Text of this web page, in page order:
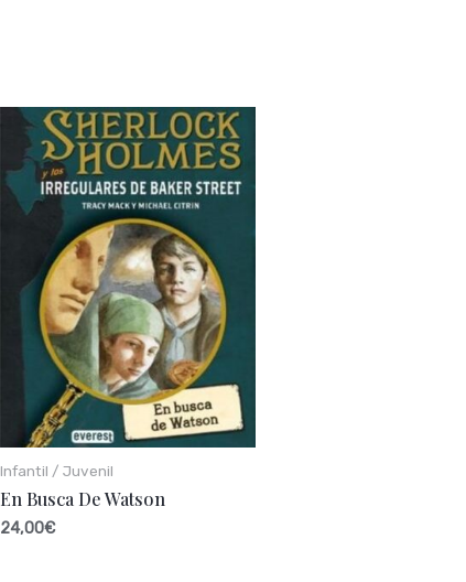
Infantil / Juvenil
En Busca De Watson
24,00€